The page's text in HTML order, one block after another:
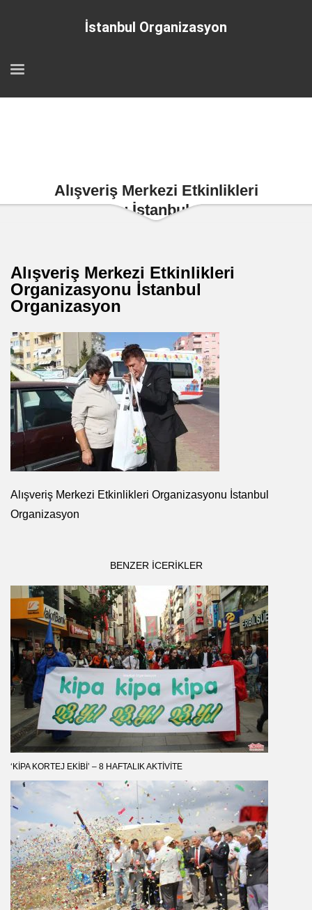
İstanbul Organizasyon
Alışveriş Merkezi Etkinlikleri
Organizasyonu İstanbul Organizasyon
Alışveriş Merkezi Etkinlikleri
Organizasyonu İstanbul
Organizasyon
Alışveriş Merkezi Etkinlikleri Organizasyonu İstanbul
Organizasyon
BENZER ICERIKLER
‘KIPA KORTEJ EKIBI’ – 8 HAFTALIK AKTIVITE